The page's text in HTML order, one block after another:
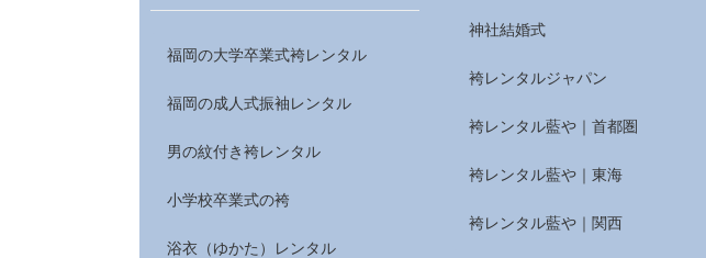
福岡の大学卒業式袴レンタル
福岡の成人式振袖レンタル
男の紋付き袴レンタル
小学校卒業式の袴
浴衣（ゆかた）レンタル
神社結婚式
袴レンタルジャパン
袴レンタル藍や｜首都圏
袴レンタル藍や｜東海
袴レンタル藍や｜関西